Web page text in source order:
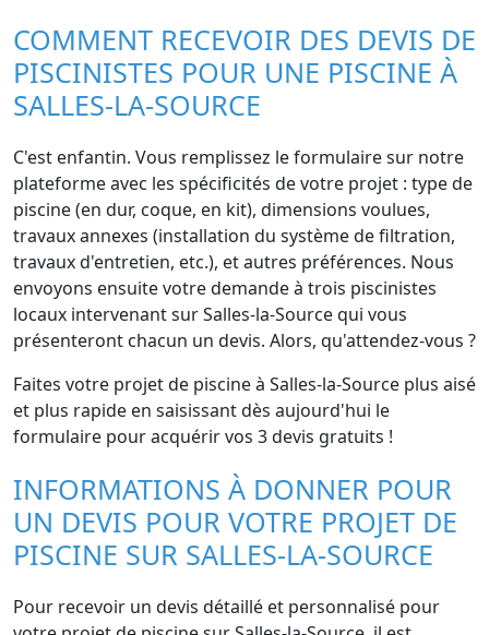
COMMENT RECEVOIR DES DEVIS DE
PISCINISTES POUR UNE PISCINE À
SALLES-LA-SOURCE
C'est enfantin. Vous remplissez le formulaire sur notre
plateforme avec les spécificités de votre projet : type de
piscine (en dur, coque, en kit), dimensions voulues,
travaux annexes (installation du système de filtration,
travaux d'entretien, etc.), et autres préférences. Nous
envoyons ensuite votre demande à trois piscinistes
locaux intervenant sur Salles-la-Source qui vous
présenteront chacun un devis. Alors, qu'attendez-vous ?
Faites votre projet de piscine à Salles-la-Source plus aisé
et plus rapide en saisissant dès aujourd'hui le
formulaire pour acquérir vos 3 devis gratuits !
INFORMATIONS À DONNER POUR
UN DEVIS POUR VOTRE PROJET DE
PISCINE SUR SALLES-LA-SOURCE
Pour recevoir un devis détaillé et personnalisé pour